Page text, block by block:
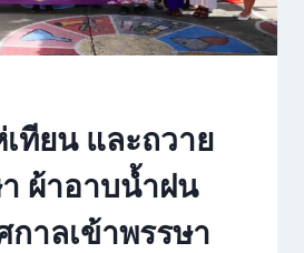
ทียน และถวาย
ผ้าอาบน้ำฝน
กาลเข้าพรรษา